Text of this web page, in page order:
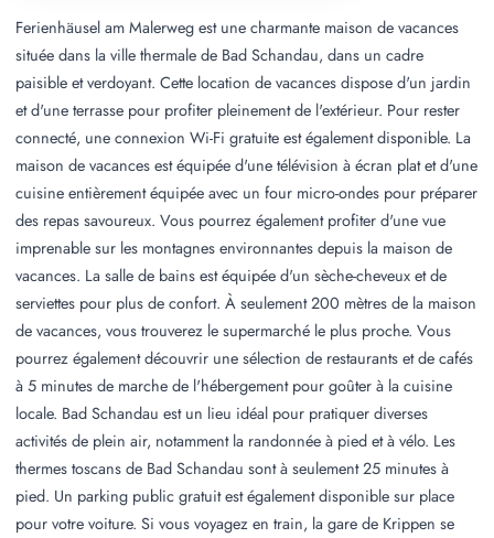
Ferienhäusel am Malerweg est une charmante maison de vacances
située dans la ville thermale de Bad Schandau, dans un cadre
paisible et verdoyant. Cette location de vacances dispose d'un jardin
et d'une terrasse pour profiter pleinement de l'extérieur. Pour rester
connecté, une connexion Wi-Fi gratuite est également disponible. La
maison de vacances est équipée d'une télévision à écran plat et d'une
cuisine entièrement équipée avec un four micro-ondes pour préparer
des repas savoureux. Vous pourrez également profiter d'une vue
imprenable sur les montagnes environnantes depuis la maison de
vacances. La salle de bains est équipée d'un sèche-cheveux et de
serviettes pour plus de confort. À seulement 200 mètres de la maison
de vacances, vous trouverez le supermarché le plus proche. Vous
pourrez également découvrir une sélection de restaurants et de cafés
à 5 minutes de marche de l'hébergement pour goûter à la cuisine
locale. Bad Schandau est un lieu idéal pour pratiquer diverses
activités de plein air, notamment la randonnée à pied et à vélo. Les
thermes toscans de Bad Schandau sont à seulement 25 minutes à
pied. Un parking public gratuit est également disponible sur place
pour votre voiture. Si vous voyagez en train, la gare de Krippen se